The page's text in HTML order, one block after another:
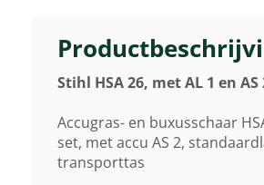
Stihl HSA 26, met AL 1 en AS
Accugras- en buxusschaar
set, met accu AS 2,
transporttas
0,10 KW 1)
Aanbevolen Accu
AS 2
Gewicht (droog)